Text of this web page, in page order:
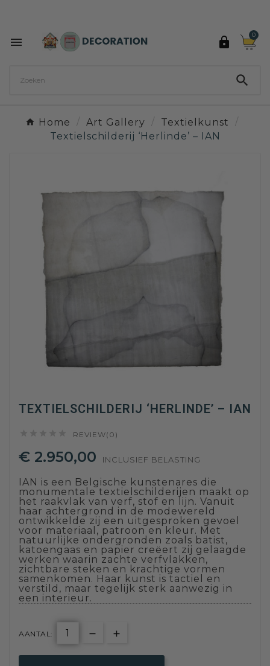
 
0

Home Art Gallery
Textielkunst
Textielschilderij ‘Herlinde’ – IAN
TEXTIELSCHILDERIJ ‘HERLINDE’ – IAN
REVIEW(0)
€ 2.950,00 INCLUSIEF BELASTING
IAN is een Belgische kunstenares die
monumentale textielschilderijen maakt op
het raakvlak van verf, stof en lijn. Vanuit
haar achtergrond in de modewereld
ontwikkelde zij een uitgesproken gevoel
voor materiaal, patroon en kleur. Met
natuurlijke ondergronden zoals batist,
katoengaas en papier creëert zij gelaagde
werken waarin zachte verfvlakken,
zichtbare steken en krachtige vormen
samenkomen. Haar kunst is tactiel en
verstild, maar tegelijk sterk aanwezig in
een interieur.
AANTAL: